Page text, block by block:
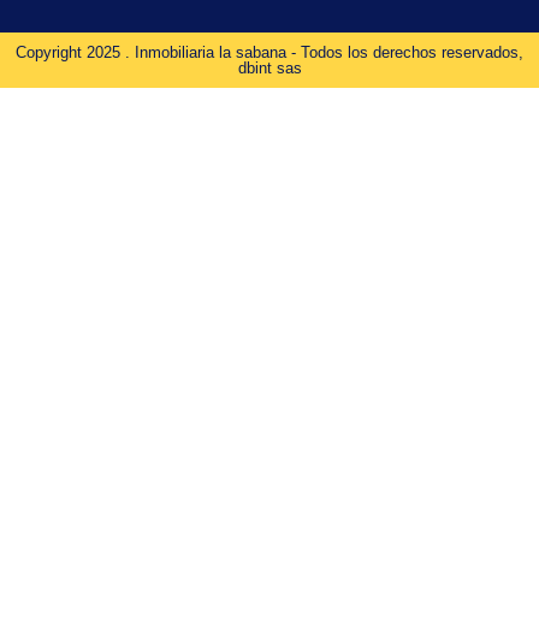
Copyright 2025 . Inmobiliaria la sabana - Todos los derechos reservados,
dbint sas